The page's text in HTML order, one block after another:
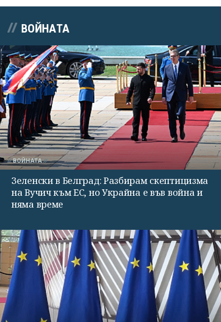
ВОЙНАТА
ВОЙНАТА
Зеленски в Белград: Разбирам скептицизма
на Вучич към ЕС, но Украйна е във война и
няма време